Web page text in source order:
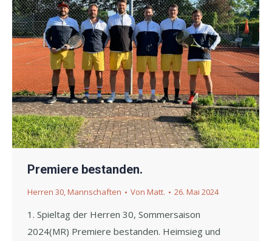
Premiere bestanden.
Herren 30,Mannschaften Von Matt. 26. Mai 2024
1. Spieltag der Herren 30, Sommersaison
2024(MR) Premiere bestanden. Heimsieg und